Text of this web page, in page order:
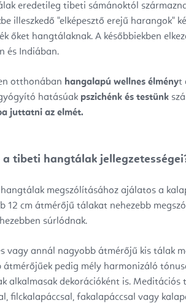
eredetileg tibeti sámánoktól
illeszkedő "elképesztő erejű harangok"
őket hangtálaknak. A későbbiekben
és Indiában.
otthonában hangalapú wellnes élményt
hatásúak pszichénk és testünk
juttatni az elmét.
a tibeti hangtálak
megszólításához ajálatos a
12 cm átmérőjű tálakat nehezebb
súrlódnak.
vagy annál nagyobb átmérőjű kis tálak
átmérőjűek pedig mély harmonizáló
alkalmasak dekorációként is. Meditációs
filckalapáccsal, fakalapáccsal vagy